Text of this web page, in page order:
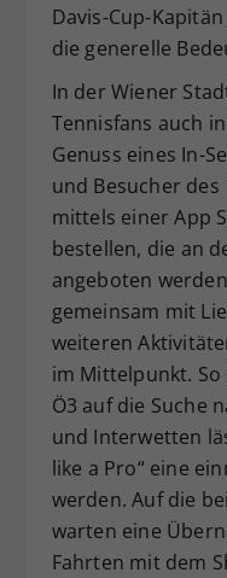
Davis-Cup-
die generelle
In der Wiener
Tennisfans auch
Genuss eines In-
und Besucher des
mittels einer App
bestellen, die an
angeboten
gemeinsam mit
weiteren
im Mittelpunkt.
Ö3 auf die Suche
und Interwetten
like a Pro“ eine
werden. Auf die
warten eine
Fahrten mit dem